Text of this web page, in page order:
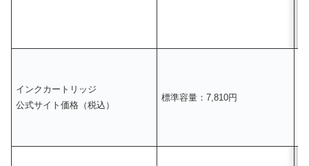
インクカートリッジ
公式サイト価格（税込）
標準容量：7,810円